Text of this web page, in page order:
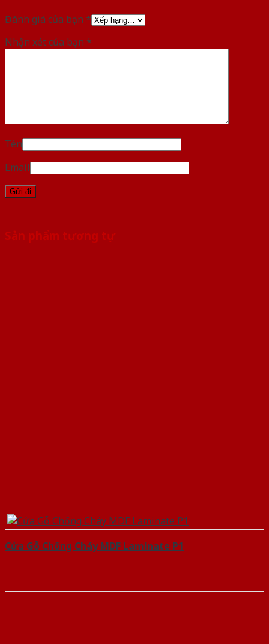
Đánh giá của bạn *
Nhận xét của bạn *
Tên
Email
Sản phẩm tương tự
Cửa Gỗ Chống Cháy MDF Laminate P1